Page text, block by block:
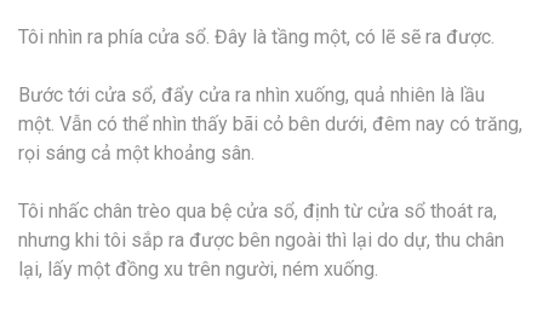
Tôi nhìn ra phía cửa sổ. Đây là tầng một, có lẽ sẽ ra được.
Bước tới cửa sổ, đẩy cửa ra nhìn xuống, quả nhiên là lầu
một. Vẫn có thể nhìn thấy bãi cỏ bên dưới, đêm nay có trăng,
rọi sáng cả một khoảng sân.
Tôi nhấc chân trèo qua bệ cửa sổ, định từ cửa sổ thoát ra,
nhưng khi tôi sắp ra được bên ngoài thì lại do dự, thu chân
lại, lấy một đồng xu trên người, ném xuống.